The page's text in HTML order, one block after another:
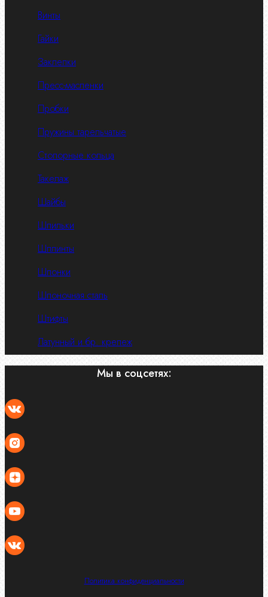
Винты
Гайки
Заклепки
Пресс-масленки
Пробки
Пружины тарельчатые
Стопорные кольца
Такелаж
Шайбы
Шпильки
Шплинты
Шпонки
Шпоночная сталь
Штифты
Латунный и бр. крепеж
Мы в соцсетях:
Политика конфиденциальности